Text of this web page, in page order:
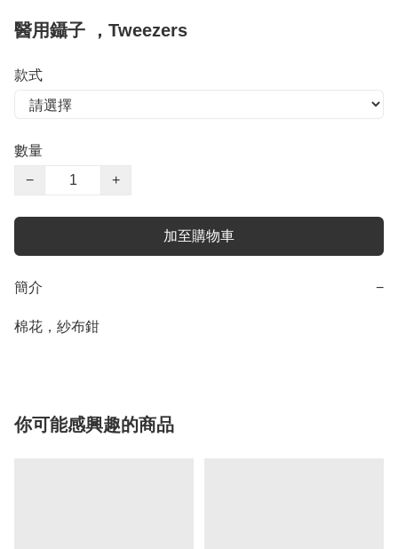
醫用鑷子 ，Tweezers
款式
數量
−
+
加至購物車
簡介 −
棉花，紗布鉗
你可能感興趣的商品